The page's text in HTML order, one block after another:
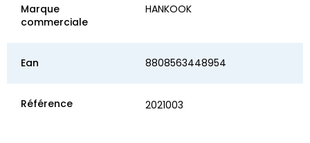
Marque
commerciale
HANKOOK
Ean 8808563448954
Référence 2021003